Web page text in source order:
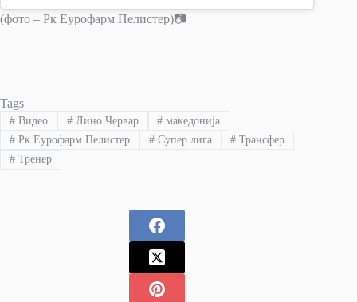
(фото – Рк Еурофарм Пелистер)📷
Tags
#Видео #Лино Червар # македонија
#Рк Еурофарм Пелистер #Супер лига # Трансфер
#Тренер